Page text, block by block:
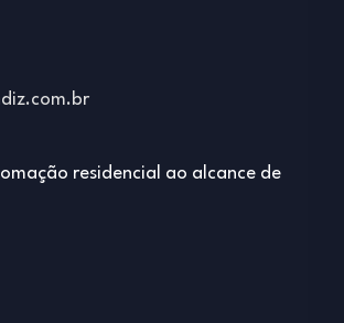
residencial ao alcance de